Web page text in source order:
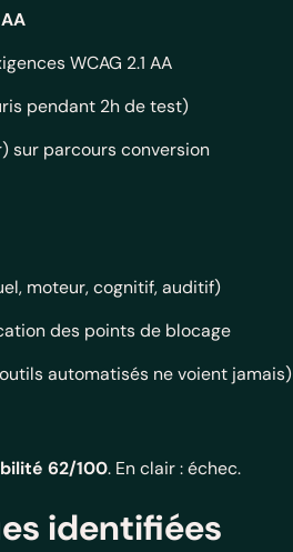
WCAG 2.1 AA
pendant 2h de test)
sur parcours conversion
moteur, cognitif, auditif)
des points de blocage
automatisés ne voient jamais)
62/100. En clair : échec.
identifiées